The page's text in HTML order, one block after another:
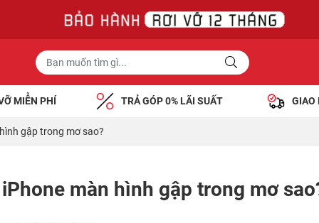
MIỄN PHÍ TRẢ GÓP 0% LÃI SUẤT GIAO
gập trong mơ sao?
màn hình gập trong mơ